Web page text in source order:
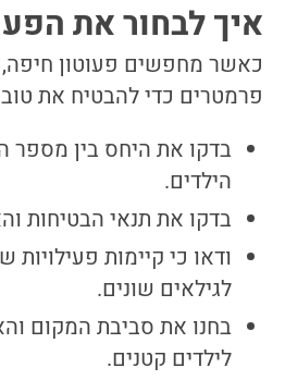
איך לבחור את
כאשר מחפשים פעוטון
פרמטרים כדי להבטיח את
בדקו את היחס בין
הילדים.
בדקו את תנאי הבטיחות
ודאו כי קיימות
לגילאים שונים.
בחנו את סביבת המקום
לילדים קטנים.